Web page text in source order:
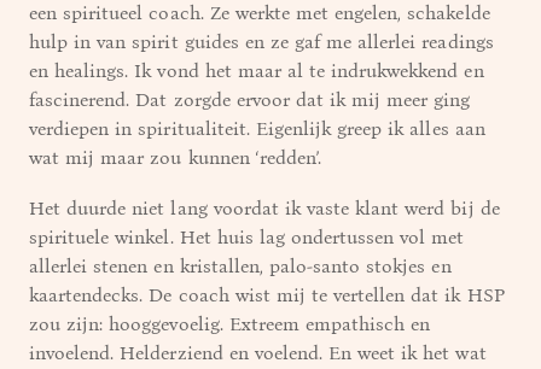
een spiritueel coach. Ze werkte met engelen, schakelde
hulp in van spirit guides en ze gaf me allerlei readings
en healings. Ik vond het maar al te indrukwekkend en
fascinerend. Dat zorgde ervoor dat ik mij meer ging
verdiepen in spiritualiteit. Eigenlijk greep ik alles aan
wat mij maar zou kunnen ‘redden’.
Het duurde niet lang voordat ik vaste klant werd bij de
spirituele winkel. Het huis lag ondertussen vol met
allerlei stenen en kristallen, palo-santo stokjes en
kaartendecks. De coach wist mij te vertellen dat ik HSP
zou zijn: hooggevoelig. Extreem empathisch en
invoelend. Helderziend en voelend. En weet ik het wat